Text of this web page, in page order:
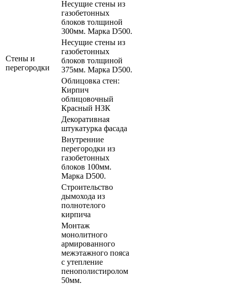
Стены и
перегородки
Несущие стены из
газобетонных
блоков толщиной
300мм. Марка D500.
Несущие стены из
газобетонных
блоков толщиной
375мм. Марка D500.
Облицовка стен:
Кирпич
облицовочный
Красный НЗК
Декоративная
штукатурка фасада
Внутренние
перегородки из
газобетонных
блоков 100мм.
Марка D500.
Строительство
дымохода из
полнотелого
кирпича
Монтаж
монолитного
армированного
межэтажного пояса
с утепление
пенополистиролом
50мм.